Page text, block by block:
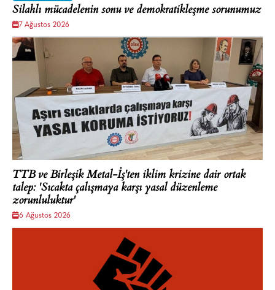
Silahlı mücadelenin sonu ve demokratikleşme sorunumuz
7 Ağustos 2026
TTB ve Birleşik Metal-İş'ten iklim krizine dair ortak
talep: 'Sıcakta çalışmaya karşı yasal düzenleme
zorunluluktur'
6 Ağustos 2026